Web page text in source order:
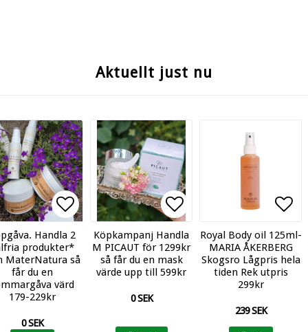
Aktuellt just nu
i favoritlistan
Lägg till i favoritlistan
Handla 2
produkter*
MaterNatura så
får du en
värd
179-229kr
0 SEK
Lägg till i
Lägg till i
Köpkampanj Handla
M PICAUT för 1299kr
så får du en mask
värde upp till 599kr
0 SEK
Royal Body oil 125ml-
MARIA ÅKERBERG
Skogsro Lågpris hela
tiden Rek utpris
299kr
239 SEK